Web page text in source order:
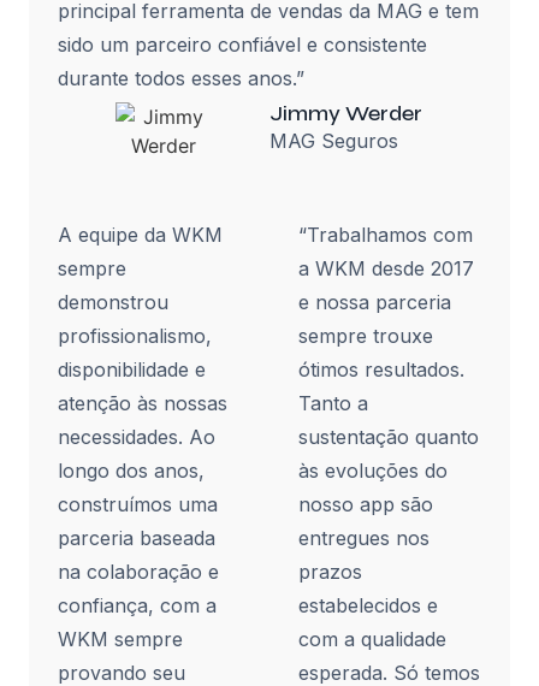
principal ferramenta de vendas da MAG e tem
sido um parceiro confiável e consistente
durante todos esses anos.”
Jimmy Werder
MAG Seguros
A equipe da WKM
sempre
demonstrou
profissionalismo,
disponibilidade e
atenção às nossas
necessidades. Ao
longo dos anos,
construímos uma
parceria baseada
na colaboração e
confiança, com a
WKM sempre
provando seu
“Trabalhamos com
a WKM desde 2017
e nossa parceria
sempre trouxe
ótimos resultados.
Tanto a
sustentação quanto
às evoluções do
nosso app são
entregues nos
prazos
estabelecidos e
com a qualidade
esperada. Só temos